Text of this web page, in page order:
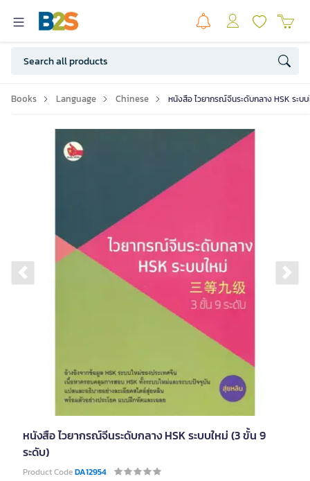
Books Language Chinese หนังสือ ไวยากรณ์จีนระดับกลาง HSK ระบ
Previous slide
หนังสือ ไวยากรณ์จีนระดับกลาง HSK ระบบใหม่ (3 ขั้น 9
ระดับ)
Product CodeDA12954